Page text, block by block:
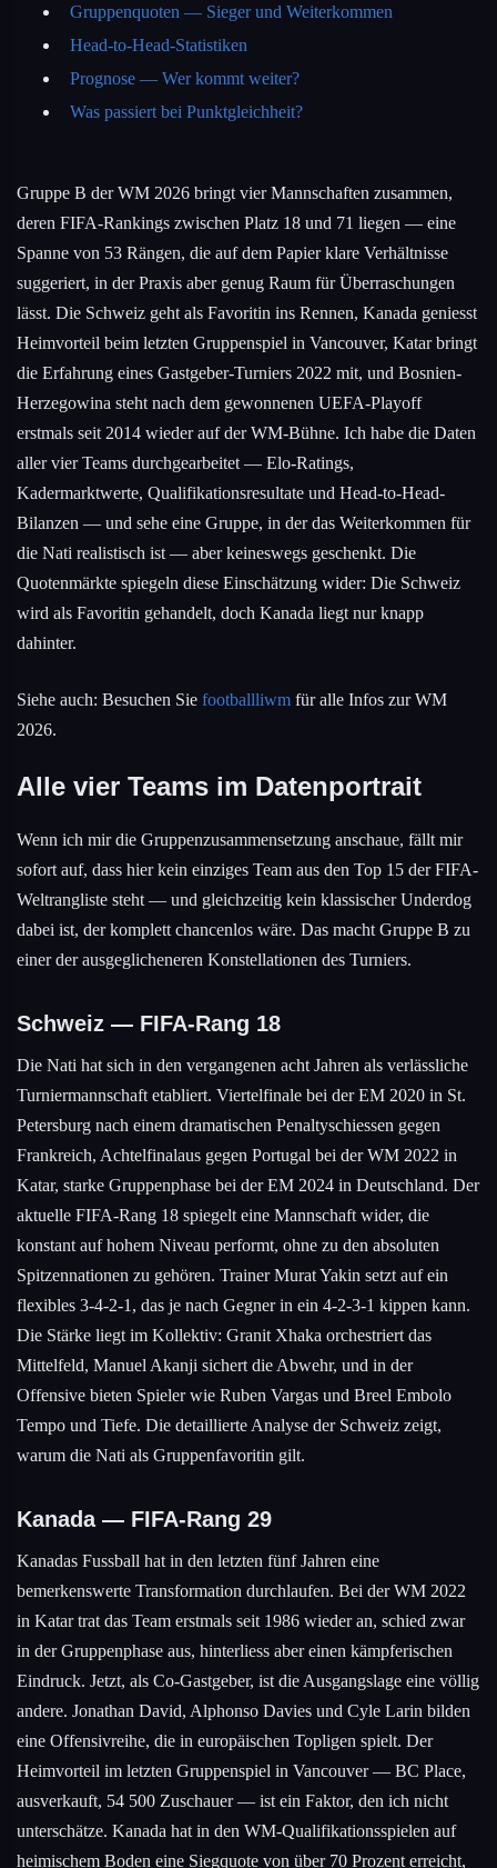
Gruppenquoten — Sieger und Weiterkommen
Head-to-Head-Statistiken
Prognose — Wer kommt weiter?
Was passiert bei Punktgleichheit?
Gruppe B der WM 2026 bringt vier Mannschaften zusammen,
deren FIFA-Rankings zwischen Platz 18 und 71 liegen — eine
Spanne von 53 Rängen, die auf dem Papier klare Verhältnisse
suggeriert, in der Praxis aber genug Raum für Überraschungen
lässt. Die Schweiz geht als Favoritin ins Rennen, Kanada geniesst
Heimvorteil beim letzten Gruppenspiel in Vancouver, Katar bringt
die Erfahrung eines Gastgeber-Turniers 2022 mit, und Bosnien-
Herzegowina steht nach dem gewonnenen UEFA-Playoff
erstmals seit 2014 wieder auf der WM-Bühne. Ich habe die Daten
aller vier Teams durchgearbeitet — Elo-Ratings,
Kadermarktwerte, Qualifikationsresultate und Head-to-Head-
Bilanzen — und sehe eine Gruppe, in der das Weiterkommen für
die Nati realistisch ist — aber keineswegs geschenkt. Die
Quotenmärkte spiegeln diese Einschätzung wider: Die Schweiz
wird als Favoritin gehandelt, doch Kanada liegt nur knapp
dahinter.
Siehe auch: Besuchen Sie footballliwm für alle Infos zur WM
2026.
Alle vier Teams im Datenportrait
Wenn ich mir die Gruppenzusammensetzung anschaue, fällt mir
sofort auf, dass hier kein einziges Team aus den Top 15 der FIFA-
Weltrangliste steht — und gleichzeitig kein klassischer Underdog
dabei ist, der komplett chancenlos wäre. Das macht Gruppe B zu
einer der ausgeglicheneren Konstellationen des Turniers.
Schweiz — FIFA-Rang 18
Die Nati hat sich in den vergangenen acht Jahren als verlässliche
Turniermannschaft etabliert. Viertelfinale bei der EM 2020 in St.
Petersburg nach einem dramatischen Penaltyschiessen gegen
Frankreich, Achtelfinalaus gegen Portugal bei der WM 2022 in
Katar, starke Gruppenphase bei der EM 2024 in Deutschland. Der
aktuelle FIFA-Rang 18 spiegelt eine Mannschaft wider, die
konstant auf hohem Niveau performt, ohne zu den absoluten
Spitzennationen zu gehören. Trainer Murat Yakin setzt auf ein
flexibles 3-4-2-1, das je nach Gegner in ein 4-2-3-1 kippen kann.
Die Stärke liegt im Kollektiv: Granit Xhaka orchestriert das
Mittelfeld, Manuel Akanji sichert die Abwehr, und in der
Offensive bieten Spieler wie Ruben Vargas und Breel Embolo
Tempo und Tiefe. Die detaillierte Analyse der Schweiz zeigt,
warum die Nati als Gruppenfavoritin gilt.
Kanada — FIFA-Rang 29
Kanadas Fussball hat in den letzten fünf Jahren eine
bemerkenswerte Transformation durchlaufen. Bei der WM 2022
in Katar trat das Team erstmals seit 1986 wieder an, schied zwar
in der Gruppenphase aus, hinterliess aber einen kämpferischen
Eindruck. Jetzt, als Co-Gastgeber, ist die Ausgangslage eine völlig
andere. Jonathan David, Alphonso Davies und Cyle Larin bilden
eine Offensivreihe, die in europäischen Topligen spielt. Der
Heimvorteil im letzten Gruppenspiel in Vancouver — BC Place,
ausverkauft, 54 500 Zuschauer — ist ein Faktor, den ich nicht
unterschätze. Kanada hat in den WM-Qualifikationsspielen auf
heimischem Boden eine Siegquote von über 70 Prozent erreicht,